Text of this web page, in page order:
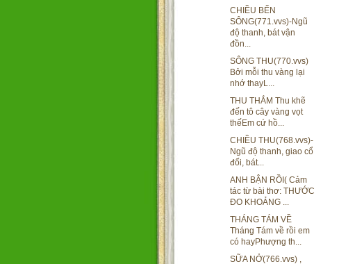
CHIỀU BẾN
SÔNG(771.vvs)-Ngũ
độ thanh, bát vận
đồn...
SÔNG THU(770.vvs)
Bởi mỗi thu vàng lại
nhớ thayL...
THU THẮM Thu khẽ
đến tô cây vàng vọt
thếEm cứ hồ...
CHIỀU THU(768.vvs)-
Ngũ độ thanh, giao cổ
đối, bát...
ANH BẬN RỒI( Cảm
tác từ bài thơ: THƯỚC
ĐO KHOẢNG ...
THÁNG TÁM VỀ
Tháng Tám về rồi em
có hayPhượng th...
SỮA NỞ(766.vvs) ,